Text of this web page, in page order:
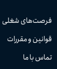
فرصت‌های شغلی
قوانین و مقررات
تماس با ما